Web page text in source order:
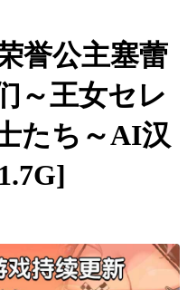
誉公主塞蕾
～王女セレ
たち～AI汉